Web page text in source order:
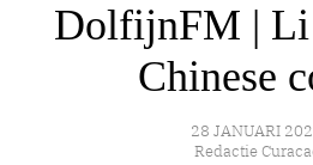
DolfijnFM | Li
Chinese
28 JANUARI
Redactie